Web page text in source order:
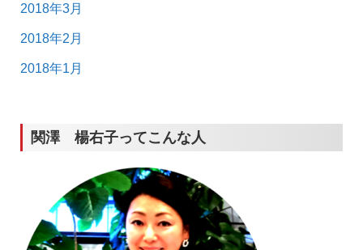
2018年3月
2018年2月
2018年1月
関澤 楊右子ってこんな人